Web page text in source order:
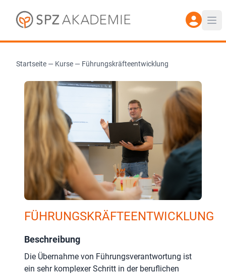
Startseite — Kurse — Führungskräfteentwicklung
FÜHRUNGSKRÄFTEENTWICKLUNG
Beschreibung
Die Übernahme von Führungsverantwortung ist
ein sehr komplexer Schritt in der beruflichen